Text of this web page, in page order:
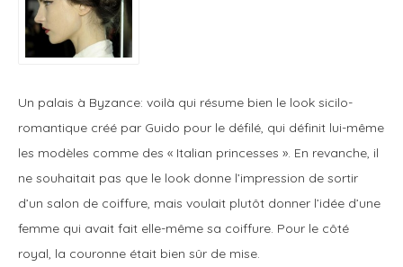
Un palais à Byzance: voilà qui résume bien le look sicilo-
romantique créé par Guido pour le défilé, qui définit lui-même
les modèles comme des « Italian princesses ». En revanche, il
ne souhaitait pas que le look donne l’impression de sortir
d’un salon de coiffure, mais voulait plutôt donner l’idée d’une
femme qui avait fait elle-même sa coiffure. Pour le côté
royal, la couronne était bien sûr de mise.